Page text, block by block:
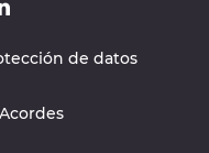
de datos